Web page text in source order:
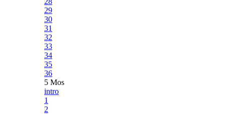
29
30
31
32
33
34
35
36
5 Mos
intro
1
2